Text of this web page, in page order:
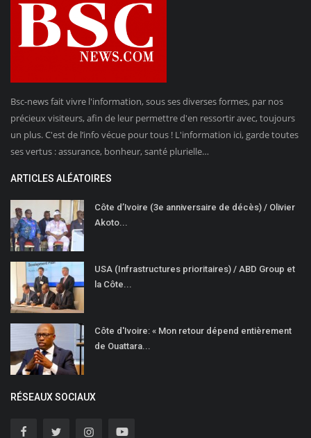
Bsc-news fait vivre l'information, sous ses diverses formes, par nos
précieux visiteurs, afin de leur permettre d'en ressortir avec, toujours
un plus. C'est de l’info vécue pour tous ! L'information ici, garde toutes
ses vertus : assurance, bonheur, santé plurielle…
ARTICLES ALÉATOIRES
Côte d’Ivoire (3e anniversaire de décès) / Olivier
Akoto...
USA (Infrastructures prioritaires) / ABD Group et
la Côte...
Côte d'Ivoire: « Mon retour dépend entièrement
de Ouattara...
RÉSEAUX SOCIAUX